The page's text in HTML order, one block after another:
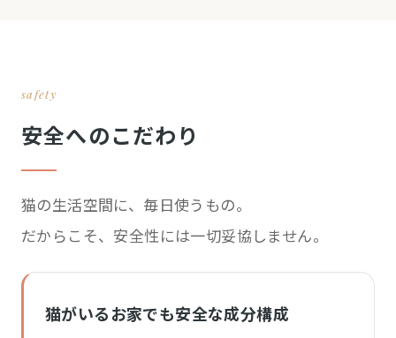
safety
安全へのこだわり
猫の生活空間に、毎日使うもの。
だからこそ、安全性には一切妥協しません。
猫がいるお家でも安全な成分構成